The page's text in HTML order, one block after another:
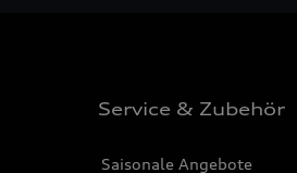
Service & Zubehör
Saisonale Angebote